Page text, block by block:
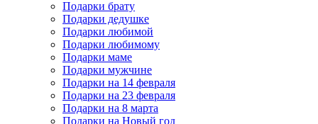
Подарки брату
Подарки дедушке
Подарки любимой
Подарки любимому
Подарки маме
Подарки мужчине
Подарки на 14 февраля
Подарки на 23 февраля
Подарки на 8 марта
Подарки на Новый год